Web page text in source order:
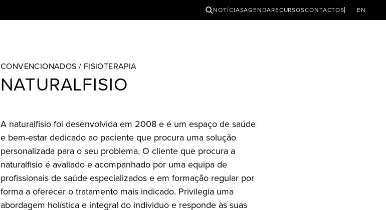
PESQUISAR
NOTÍCIASAGENDARECURSOSCONTACTOS EN
CONVENCIONADOS / FISIOTERAPIA
NATURALFISIO
A naturalfisio foi desenvolvida em 2008 e é um espaço de saúde
e bem-estar dedicado ao paciente que procura uma solução
personalizada para o seu problema. O cliente que procura a
naturalfisio é avaliado e acompanhado por uma equipa de
profissionais de saúde especializados e em formação regular por
forma a oferecer o tratamento mais indicado. Privilegia uma
abordagem holística e integral do individuo e responde às suas